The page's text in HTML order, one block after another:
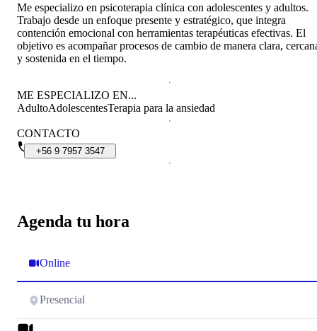
Agenda tu hora
Online
Presencial
Me especializo en psicoterapia clínica con adolescentes y adultos.
Trabajo desde un enfoque presente y estratégico, que integra
contención emocional con herramientas terapéuticas efectivas. El
objetivo es acompañar procesos de cambio de manera clara,
y sostenida en el tiempo.
ME ESPECIALIZO EN...
AdultoAdolescentesTerapia para la ansiedad
CONTACTO
+56 9 7957 3547